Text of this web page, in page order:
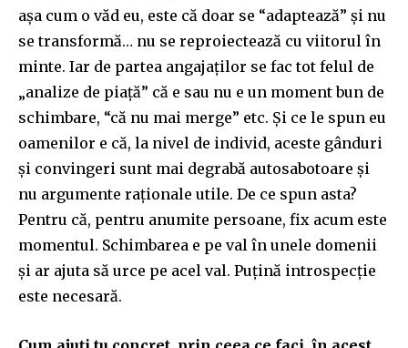
așa cum o văd eu, este că doar se “adaptează” și nu
se transformă… nu se reproiectează cu viitorul în
minte. Iar de partea angajaților se fac tot felul de
„analize de piață” că e sau nu e un moment bun de
schimbare, “că nu mai merge” etc. Și ce le spun eu
oamenilor e că, la nivel de individ, aceste gânduri
și convingeri sunt mai degrabă autosabotoare și
nu argumente raționale utile. De ce spun asta?
Pentru că, pentru anumite persoane, fix acum este
momentul. Schimbarea e pe val în unele domenii
și ar ajuta să urce pe acel val. Puțină introspecție
este necesară.